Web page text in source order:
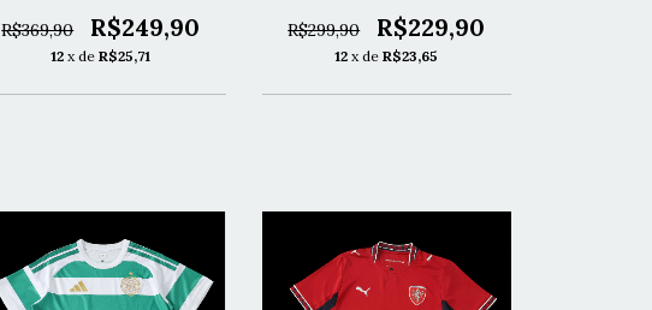
R$369,90 R$249,90
12 x deR$25,71
R$299,90 R$229,90
12 x deR$23,65